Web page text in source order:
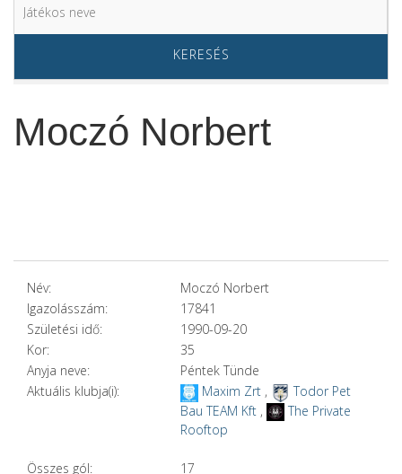
KERESÉS
Moczó Norbert
Név:
Moczó Norbert
Igazolásszám:
17841
Születési idő:
1990-09-20
Kor:
35
Anyja neve:
Péntek Tünde
Aktuális klubja(i):
Maxim Zrt,
Todor Pet
Bau TEAM Kft,
The Private
Rooftop
Összes gól:
17